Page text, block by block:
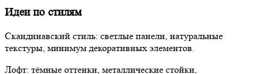
Идеи по стилям
Скандинавский стиль: светлые панели, натуральные
текстуры, минимум декоративных элементов.
Лофт: тёмные оттенки, металлические стойки,